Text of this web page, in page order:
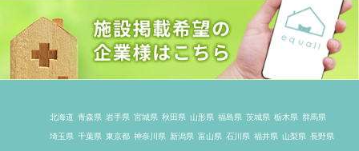
北海道 青森県 岩手県 宮城県 秋田県 山形県 福島県 茨城県 栃木県 群馬県
埼玉県 千葉県 東京都 神奈川県 新潟県 富山県 石川県 福井県 山梨県 長野県